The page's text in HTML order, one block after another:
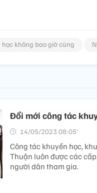
học không bao giờ cùng
Đổi mới công tác
14/05/2023 08:05’
Công tác khuyến học,
Thuận luôn được các
người dân tham gia.